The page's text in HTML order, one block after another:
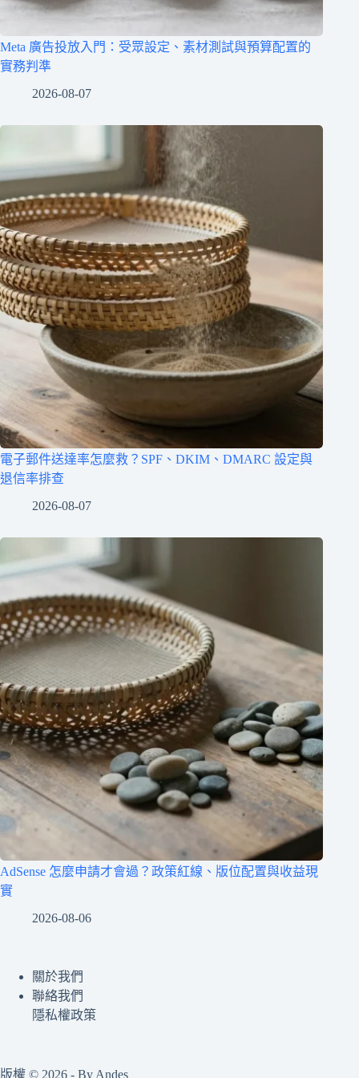
Meta 廣告投放入門：受眾設定、素材測試與預算配置的
實務判準
2026-08-07
電子郵件送達率怎麼救？SPF、DKIM、DMARC 設定與
退信率排查
2026-08-07
AdSense 怎麼申請才會過？政策紅線、版位配置與收益現
實
2026-08-06
關於我們
聯絡我們
隱私權政策
版權 © 2026 - By Andes